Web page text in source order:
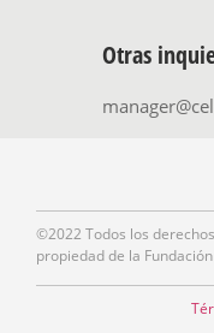
Otras
©2022 Todos los
propiedad de la